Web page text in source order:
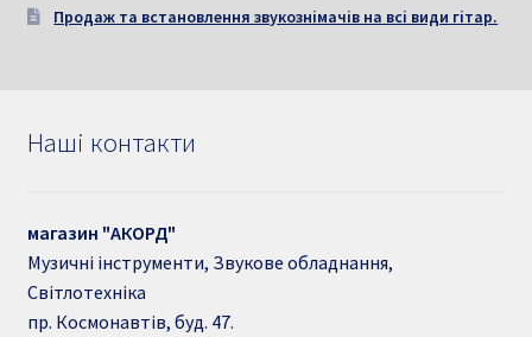
Продаж та встановлення звукознімачів на всі види гітар.
Наші контакти
магазин "АКОРД"
Музичні інструменти, Звукове обладнання,
Світлотехніка
пр. Космонавтів, буд. 47.